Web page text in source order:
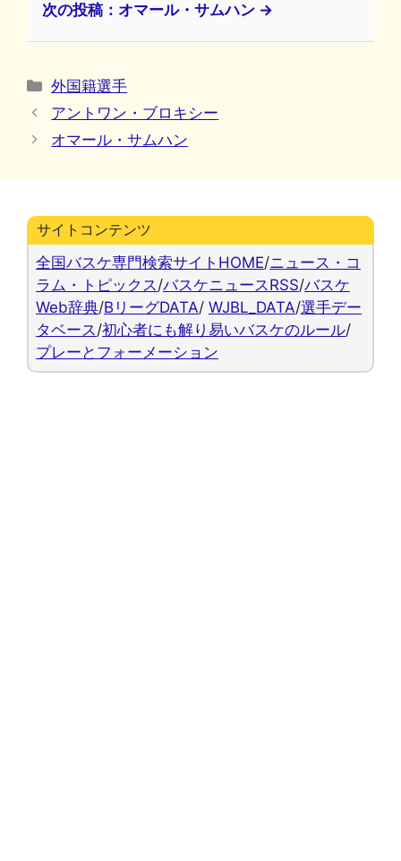
次の投稿：オマール・サムハン →
カ
テ
リ
外国籍選手
アントワン・ブロキシー
オマール・サムハン
サイトコンテンツ
全国バスケ専門検索サイトHOME/ニュース・コ
ラム・トピックス /バスケニュースRSS/バスケ
Web辞典/BリーグDATA/ WJBL_DATA/選手デー
タベース /初心者にも解り易いバスケのルール/
プレーとフォーメーション